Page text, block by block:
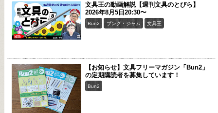
文具王の動画解説【週刊文具のとびら】
2026年8月5日20:30〜
Bun2 ブング・ジャム 文具王
【お知らせ】文具フリーマガジン「Bun2」
の定期購読者を募集しています！
Bun2